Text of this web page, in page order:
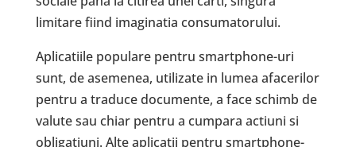
limitare fiind imaginatia consumatorului.
Aplicatiile populare pentru smartphone-uri
sunt, de asemenea, utilizate in lumea afacerilor
pentru a traduce documente, a face schimb de
valute sau chiar pentru a cumpara actiuni si
obligatiuni. Alte aplicatii pentru smartphone-